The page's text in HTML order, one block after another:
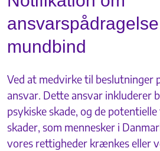
mundbind
Ved at medvirke til beslutninger
ansvar. Dette ansvar inkluderer
psykiske skade, og de
skader, som mennesker i
vores rettigheder krænkes eller